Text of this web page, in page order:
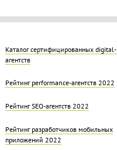
Каталог сертифицированных digital-
агентств
Рейтинг performance-агентств 2022
Рейтинг SEO-агентств 2022
Рейтинг разработчиков мобильных
приложений 2022